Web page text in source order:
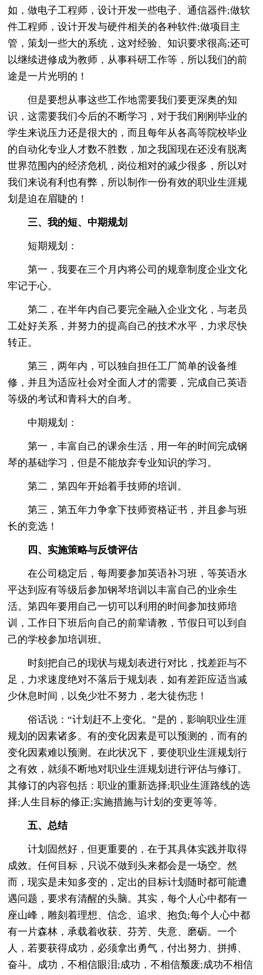
如，做电子工程师，设计开发一些电子、通信器件;做软
件工程师，设计开发与硬件相关的各种软件;做项目主
管，策划一些大的系统，这对经验、知识要求很高;还可
以继续进修成为教师，从事科研工作等，所以我们的前
途是一片光明的！
但是要想从事这些工作地需要我们要更深奥的知
识，这需要我们今后的不断学习，对于我们刚刚毕业的
学生来说压力还是很大的，而且每年从各高等院校毕业
的自动化专业人才数不胜数，加之我国现在还没有脱离
世界范围内的经济危机，岗位相对的减少很多，所以对
我们来说有利也有弊，所以制作一份有效的职业生涯规
划是迫在眉睫的！
三、我的短、中期规划
短期规划：
第一，我要在三个月内将公司的规章制度企业文化
牢记于心。
第二，在半年内自己要完全融入企业文化，与老员
工处好关系，并努力的提高自己的技术水平，力求尽快
转正。
第三，两年内，可以独自担任工厂简单的设备维
修，并且为适应社会对全面人才的需要，完成自己英语
等级的考试和青科大的自考。
中期规划：
第一，丰富自己的课余生活，用一年的时间完成钢
琴的基础学习，但是不能放弃专业知识的学习。
第二，第四年开始着手技师的培训。
第三，第五年力争拿下技师资格证书，并且参与班
长的竞选！
四、实施策略与反馈评估
在公司稳定后，每周要参加英语补习班，等英语水
平达到应有等级后参加钢琴培训以丰富自己的业余生
活。第四年要用自己一切可以利用的时间参加技师培
训，工作日下班后向自己的前辈请教，节假日可以到自
己的学校参加培训班。
时刻把自己的现状与规划表进行对比，找差距与不
足，力求速度绝对不落后于规划表，如有差距应适当减
少休息时间，以免少壮不努力，老大徒伤悲！
俗话说：“计划赶不上变化。”是的，影响职业生涯
规划的因素诸多。有的变化因素是可以预测的，而有的
变化因素难以预测。在此状况下，要使职业生涯规划行
之有效，就须不断地对职业生涯规划进行评估与修订。
其修订的内容包括：职业的重新选择;职业生涯路线的选
择;人生目标的修正;实施措施与计划的变更等等。
五、总结
计划固然好，但更重要的，在于其具体实践并取得
成效。任何目标，只说不做到头来都会是一场空。然
而，现实是未知多变的，定出的目标计划随时都可能遭
遇问题，要求有清醒的头脑。其实，每个人心中都有一
座山峰，雕刻着理想、信念、追求、抱负;每个人心中都
有一片森林，承载着收获、芬芳、失意、磨砺。一个
人，若要获得成功，必须拿出勇气，付出努力、拼搏、
奋斗。成功，不相信眼泪;成功，不相信颓废;成功不相信